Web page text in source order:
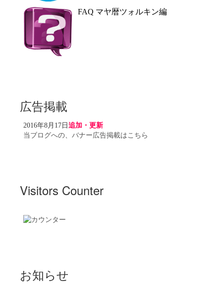
FAQ マヤ暦ツォルキン編
広告掲載
2016年8月17日追加・更新
当ブログへの、バナー広告掲載はこちら
Visitors Counter
お知らせ